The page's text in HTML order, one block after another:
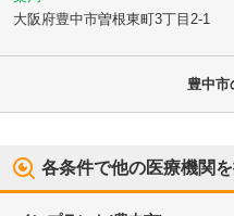
大阪府豊中市曽根東町3丁目2-1
豊中市
各条件で他の医療機関